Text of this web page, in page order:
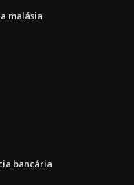
malásia
bancária